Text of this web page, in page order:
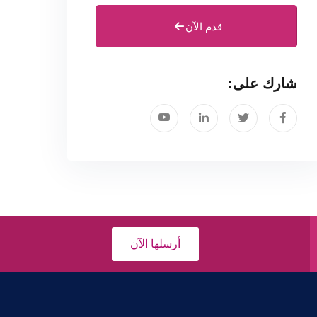
قدم الآن
شارك على:
أرسلها الآن